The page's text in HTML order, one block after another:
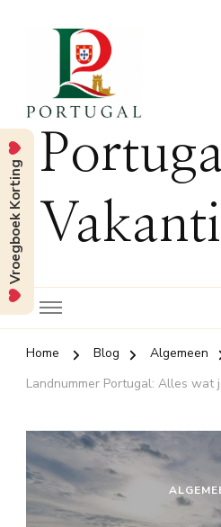
Home Blog
Algemeen
Landnummer Portugal: Alles wat
Vroegboek Korting